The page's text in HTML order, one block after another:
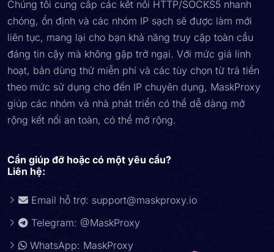
Chúng tôi cung cấp các kết nối HTTP/SOCKS5 nhanh
chóng, ổn định và các nhóm IP sạch sẽ được làm mới
liên tục, mang lại cho bạn khả năng truy cập toàn cầu
đáng tin cậy mà không gặp trở ngại. Với mức giá linh
hoạt, bản dùng thử miễn phí và các tùy chọn từ trả tiền
theo mức sử dụng cho đến IP chuyên dụng, MaskProxy
giúp các nhóm và nhà phát triển có thể dễ dàng mở
rộng kết nối an toàn, có thể mở rộng.
Cần giúp đỡ hoặc có một yêu cầu?
Liên hệ:
Email hỗ trợ: support@maskproxy.io
Telegram: @MaskProxy
WhatsApp: MaskProxy